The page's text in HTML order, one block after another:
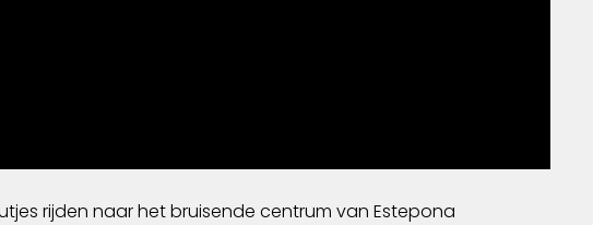
rijden naar het bruisende centrum van Estepona